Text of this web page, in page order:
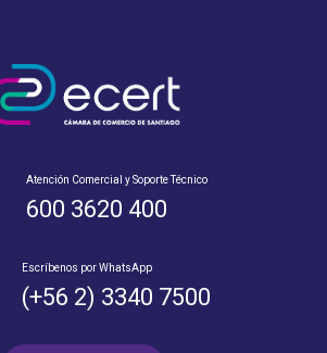
Atención Comercial y Soporte Técnico
600 3620 400
Escríbenos por WhatsApp
(+56 2) 3340 7500